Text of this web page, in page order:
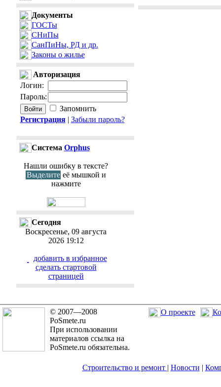
Документы
ГОСТы
СНиПы
СанПиНы, РД и др.
Законы о жилье
Авторизация
Логин:
Пароль:
Запомнить
Регистрация| Забыли пароль?
Cистема Orphus
Нашли ошибку в тексте?
Выделите её мышкой и
нажмите
Сегодня
Воскресенье, 09 августа
2026 19:12
добавить в избранное
cделать стартовой
страницей
© 2007—2008
PoSmete.ru
При использовании
материалов ссылка на
PoSmete.ru обязательна.
О проекте
Строительство и ремонт | Новости |